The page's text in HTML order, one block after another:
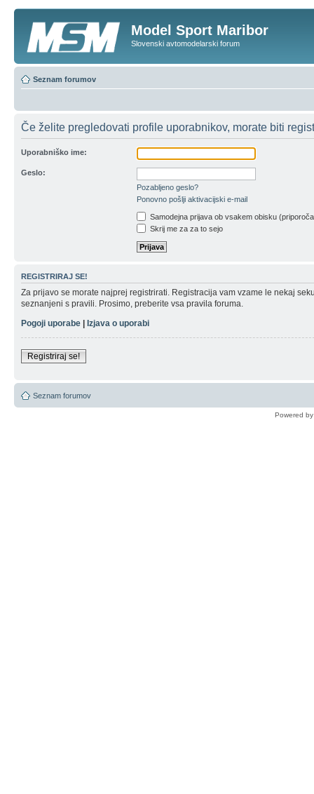
Model Sport Maribor
Slovenski avtomodelarski forum
Seznam forumov
Če želite pregledovati profile uporabnikov, morate biti
Uporabniško ime:
Geslo:
Pozabljeno geslo?
Ponovno pošlji aktivacijski e-mail
Samodejna prijava ob vsakem obisku
Skrij me za za to sejo
REGISTRIRAJ SE!
Za prijavo se morate najprej registrirati. Registracija vam vzame le nekaj
seznanjeni s pravili. Prosimo, preberite vsa pravila foruma.
Pogoji uporabe
Izjava o uporabi
Registriraj se!
Seznam forumov
Powered